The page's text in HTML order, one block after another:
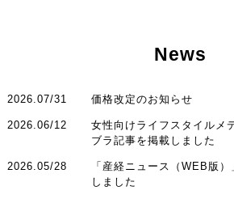
News
2026.07/31 価格改定のお知らせ
2026.06/12
女性向けライフスタイルメ
ブラ記事を掲載しました
2026.05/28
「産経ニュース（WEB版
しました